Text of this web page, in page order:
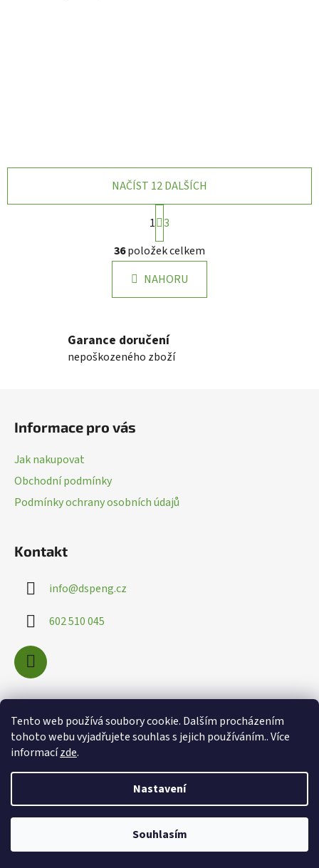
Tento web používá soubory cookie. Dalším procházením
tohoto webu vyjadřujete souhlas s jejich používáním.. Více
informacízde.
Nastavení
Souhlasím
O
v
l
á
d
c
í
p
s
NAČÍST 12 DALŠÍCH
S
t
r
á
n
k
í
1 3
36položek celkem
NAHORU
Garance doručení
nepoškozeného zboží
Informace pro vás
Jak nakupovat
Obchodní podmínky
Podmínky ochrany osobních údajů
Kontakt
info@dspeng.cz
602 510 045
Nákupní košík
Vytvořil Shoptet
Copyright 2026info@dspeng.cz. Všechna práva vyhrazena.